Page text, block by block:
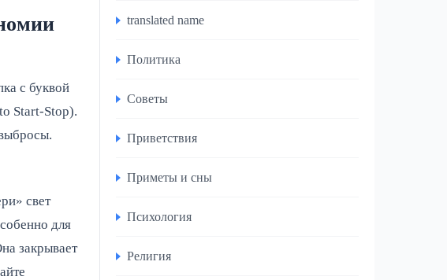
с буквой
Start-Stop).
свет
для
закрывает
translated name
Политика
Советы
Приветствия
Приметы и сны
Психология
Религия